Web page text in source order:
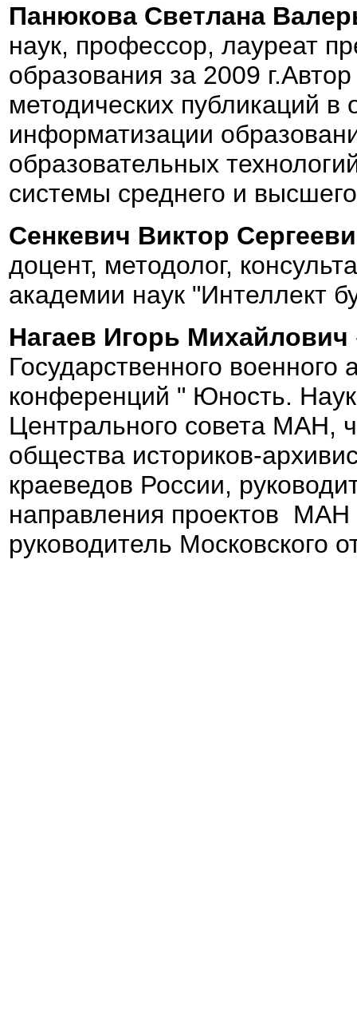
Панюкова Светлана
наук, профессор, лауреат
образования за 2009
методических публикаций в
информатизации
образовательных
системы среднего и
Сенкевич Виктор
доцент, методолог,
академии наук "Интеллект
Нагаев Игорь Михайлович
Государственного
конференций " Юность.
Центрального совета МАН,
общества историков-
краеведов России,
направления проектов МАН
руководитель Московского